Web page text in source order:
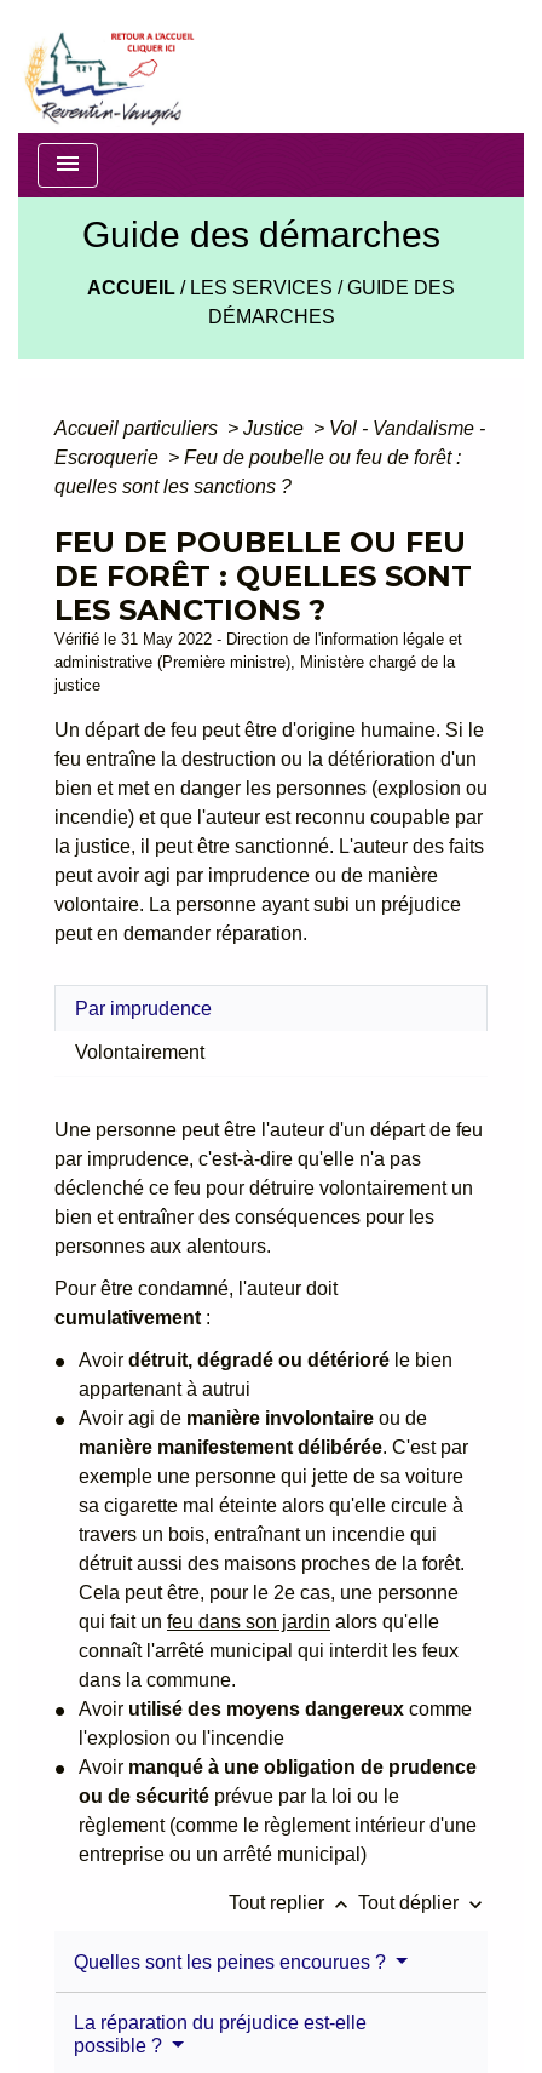
menu
Guide des démarches
ACCUEIL / LES SERVICES /GUIDE DES
DÉMARCHES
Accueil particuliers > Justice > Vol - Vandalisme -
Escroquerie > Feu de poubelle ou feu de forêt :
quelles sont les sanctions ?
FEU DE POUBELLE OU FEU
DE FORÊT : QUELLES SONT
LES SANCTIONS ?
Vérifié le 31 May 2022 - Direction de l'information légale et
administrative (Première ministre), Ministère chargé de la
justice
Un départ de feu peut être d'origine humaine. Si le
feu entraîne la destruction ou la détérioration d'un
bien et met en danger les personnes (explosion ou
incendie) et que l'auteur est reconnu coupable par
la justice, il peut être sanctionné. L'auteur des faits
peut avoir agi par imprudence ou de manière
volontaire. La personne ayant subi un préjudice
peut en demander réparation.
Par imprudence
Volontairement
Une personne peut être l'auteur d'un départ de feu
par imprudence, c'est-à-dire qu'elle n'a pas
déclenché ce feu pour détruire volontairement un
bien et entraîner des conséquences pour les
personnes aux alentours.
Pour être condamné, l'auteur doit
cumulativement :
Avoir détruit, dégradé ou détérioré le bien
appartenant à autrui
Avoir agi de manière involontaire ou de
manière manifestement délibérée. C'est par
exemple une personne qui jette de sa voiture
sa cigarette mal éteinte alors qu'elle circule à
travers un bois, entraînant un incendie qui
détruit aussi des maisons proches de la forêt.
Cela peut être, pour le 2e cas, une personne
qui fait un feu dans son jardin alors qu'elle
connaît l'arrêté municipal qui interdit les feux
dans la commune.
Avoir utilisé des moyens dangereux comme
l'explosion ou l'incendie
Avoir manqué à une obligation de prudence
ou de sécurité prévue par la loi ou le
règlement (comme le règlement intérieur d'une
entreprise ou un arrêté municipal)
Tout replier keyboard_arrow_up Tout déplier keyboard_arrow_down
Quelles sont les peines encourues ?
La réparation du préjudice est-elle
possible ?